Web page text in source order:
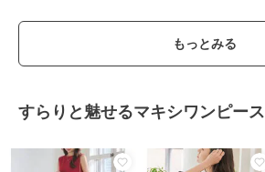
もっとみる
すらりと魅せるマキシワンピース